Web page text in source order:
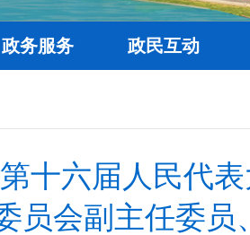
政务服务 政民互动
十六届人民代
员会副主任委员